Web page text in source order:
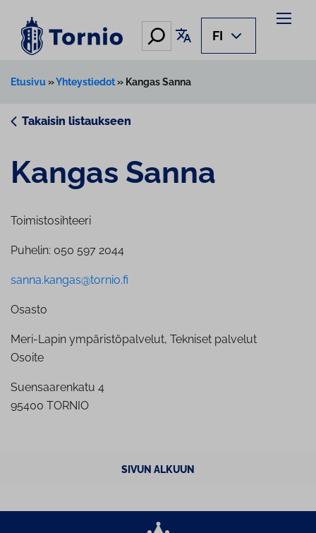
sisältöön
Hae Käännä sivu
FI
Etusivu »Yhteystiedot» Kangas Sanna
Takaisin listaukseen
Kangas Sanna
Toimistosihteeri
Puhelin: 050 597 2044
sanna.kangas@tornio.fi
Osasto
Meri-Lapin ympäristöpalvelut, Tekniset palvelut
Osoite
Suensaarenkatu 4
95400 TORNIO
SIVUN ALKUUN